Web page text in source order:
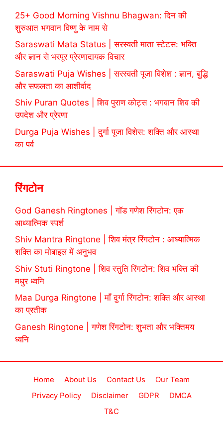
25+ Good Morning Vishnu Bhagwan: दिन की
शुरुआत भगवान विष्णु के नाम से
Saraswati Mata Status | सरस्वती माता स्टेटस: भक्ति
और ज्ञान से भरपूर प्रेरणादायक विचार
Saraswati Puja Wishes | सरस्वती पूजा विशेश : ज्ञान, बुद्धि
और सफलता का आशीर्वाद
Shiv Puran Quotes | शिव पुराण कोट्स : भगवान शिव की
उपदेश और प्रेरणा
Durga Puja Wishes | दुर्गा पूजा विशेस: शक्ति और आस्था
का पर्व
रिंगटोन
God Ganesh Ringtones | गॉड गणेश रिंगटोन: एक
आध्यात्मिक स्पर्श
Shiv Mantra Ringtone | शिव मंत्र रिंगटोन : आध्यात्मिक
शक्ति का मोबाइल में अनुभव
Shiv Stuti Ringtone | शिव स्तुति रिंगटोन: शिव भक्ति की
मधुर ध्वनि
Maa Durga Ringtone | माँ दुर्गा रिंगटोन: शक्ति और आस्था
का प्रतीक
Ganesh Ringtone | गणेश रिंगटोन: शुभता और भक्तिमय
ध्वनि
Home About Us Contact Us
Our Team
Privacy Policy
Disclaimer GDPR
DMCA
T&C